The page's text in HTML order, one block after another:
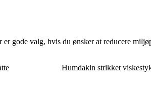
gode valg, hvis du ønsker at reducere
Humdakin strikket